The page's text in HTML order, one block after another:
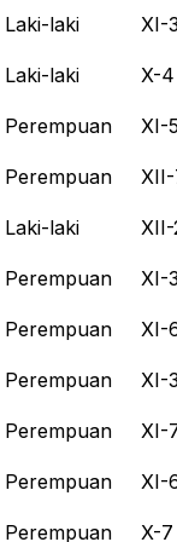
Laki-laki XI-3
Laki-laki X-4
Perempuan XI-5
Perempuan
Laki-laki XII-
Perempuan XI-3
Perempuan XI-
Perempuan XI-3
Perempuan XI-
Perempuan XI-
Perempuan X-7